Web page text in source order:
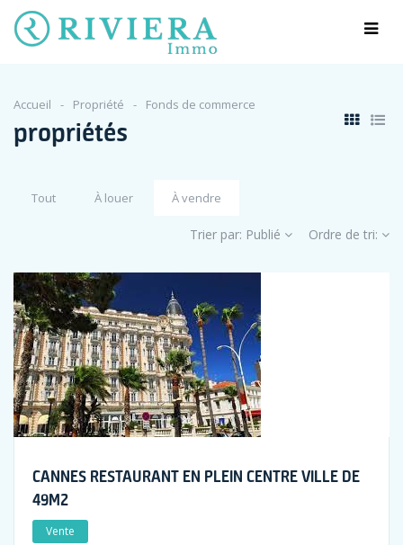
Accueil Propriété Fonds de commerce
propriétés
Tout À louer À vendre
Trier par: Publié Ordre de tri:
CANNES RESTAURANT EN PLEIN CENTRE VILLE DE
49M2
Vente